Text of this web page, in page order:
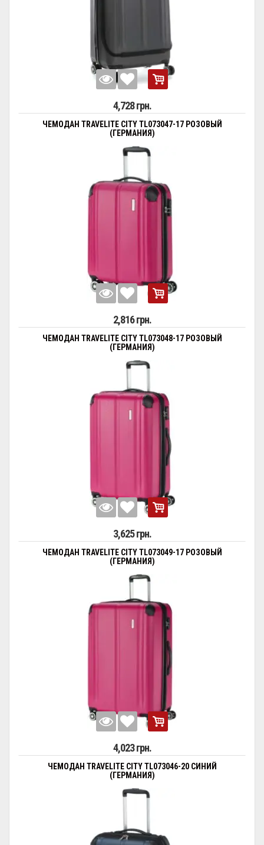
4,728 грн.
ЧЕМОДАН TRAVELITE CITY TL073047-17 РОЗОВЫЙ
(ГЕРМАНИЯ)
2,816 грн.
ЧЕМОДАН TRAVELITE CITY TL073048-17 РОЗОВЫЙ
(ГЕРМАНИЯ)
3,625 грн.
ЧЕМОДАН TRAVELITE CITY TL073049-17 РОЗОВЫЙ
(ГЕРМАНИЯ)
4,023 грн.
ЧЕМОДАН TRAVELITE CITY TL073046-20 СИНИЙ
(ГЕРМАНИЯ)